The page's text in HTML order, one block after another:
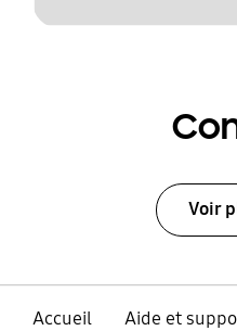
Voir
Accueil
Aide et